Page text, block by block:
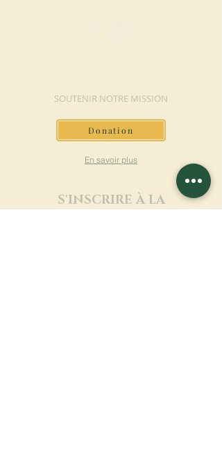
SOUTENIR NOTRE MISSION
Donation
En savoir plus
S'INSCRIRE À LA